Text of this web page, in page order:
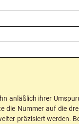
anläßlich ihrer
Nummer auf die
präzisiert werden.